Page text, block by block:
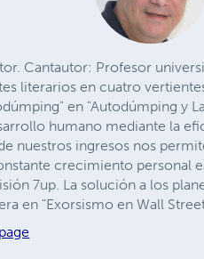
Cantautor: Profesor
literarios en cuatro
en "Autodúmping y
humano mediante la
nuestros ingresos nos
crecimiento personal
7up. La solución a los
en "Exorsismo en Wall